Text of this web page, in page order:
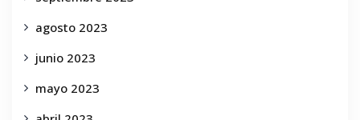
agosto 2023
junio 2023
mayo 2023